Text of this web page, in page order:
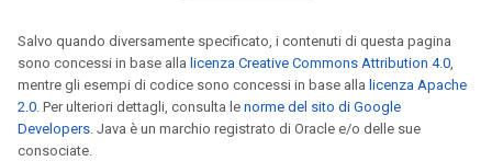
Salvo quando diversamente specificato, i contenuti di questa pagina
sono concessi in base alla licenza Creative Commons Attribution 4.0,
mentre gli esempi di codice sono concessi in base alla licenza Apache
2.0. Per ulteriori dettagli, consulta le norme del sito di Google
Developers. Java è un marchio registrato di Oracle e/o delle sue
consociate.